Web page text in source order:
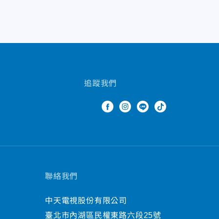
追蹤我們
聯絡我們
中天電視股份有限公司
臺北市內湖區民權東路六段25號